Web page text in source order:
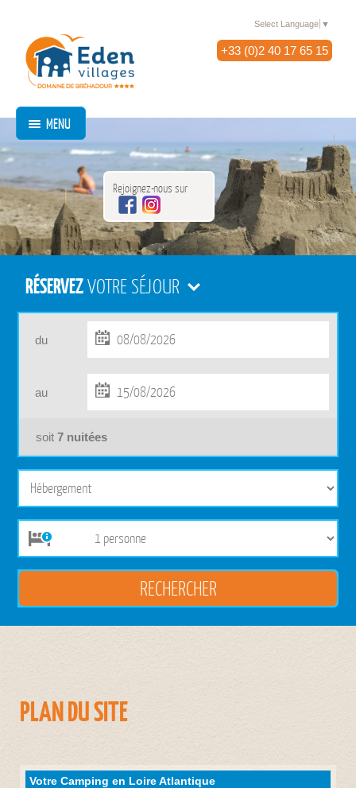
Rejoignez-nous sur
MENU
Select Language ▼
+33 (0)2 40 17 65 15
RÉSERVEZVOTRE SÉJOUR
du
au
soit7 nuitées
PLAN DU SITE
Votre Camping en Loire Atlantique